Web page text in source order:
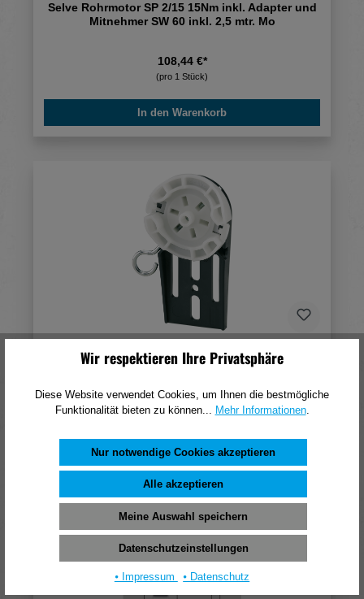
Selve Rohrmotor SP 2/15 15Nm inkl. Adapter und
Mitnehmer SW 60 inkl. 2,5 mtr. Mo
108,44 €*
(pro 1 Stück)
In den Warenkorb
Selve Motorlager für Fertigkästen PVC, abrollbar
4,83 €*
(pro 1 Stück)
Wir respektieren Ihre Privatsphäre
Diese Website verwendet Cookies, um Ihnen die bestmögliche
Funktionalität bieten zu können... Mehr Informationen.
Nur notwendige Cookies akzeptieren
Alle akzeptieren
Meine Auswahl speichern
Datenschutzeinstellungen
⦁ Impressum ⦁ Datenschutz